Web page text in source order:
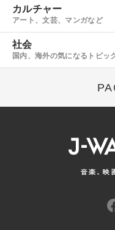
カルチャー
アート、文芸、マンガなど
社会
国内、海外の気になるトピッ